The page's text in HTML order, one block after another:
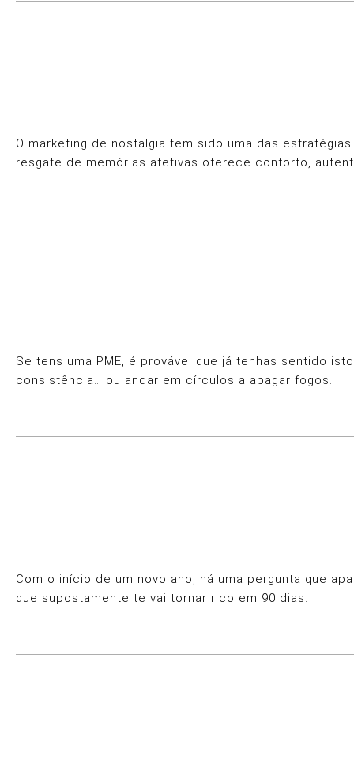
O marketing de nostalgia tem sido uma das
resgate de memórias afetivas oferece conforto,
Se tens uma PME, é provável que já tenhas sentido
consistência… ou andar em círculos a apagar fogos.
Com o início de um novo ano, há uma pergunta que
que supostamente te vai tornar rico em 90 dias.